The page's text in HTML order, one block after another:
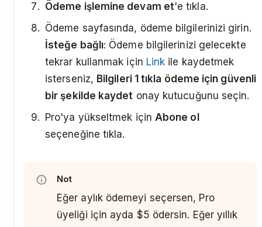
Ödeme işlemine devam et'e tıkla.
Ödeme sayfasında, ödeme bilgilerinizi girin.
İsteğe bağlı: Ödeme bilgilerinizi gelecekte
tekrar kullanmak için Link ile kaydetmek
isterseniz, Bilgileri 1 tıkla ödeme için güvenli
bir şekilde kaydet onay kutucuğunu seçin.
Pro'ya yükseltmek için Abone ol
seçeneğine tıkla.
Not
Eğer aylık ödemeyi seçersen, Pro
üyeliği için ayda $5 ödersin. Eğer yıllık